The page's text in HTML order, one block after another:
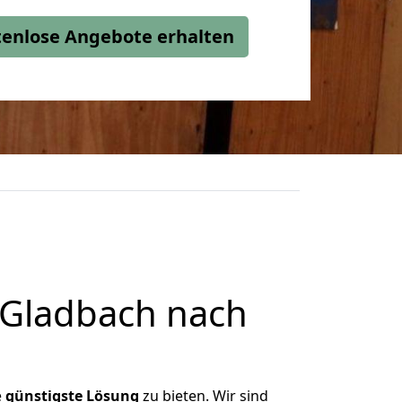
Angebote erhalten
nach
günstigste Lösung zu bieten. Wir sind